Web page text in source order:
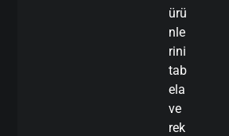
ürü
nle
rini
tab
ela
ve
rek